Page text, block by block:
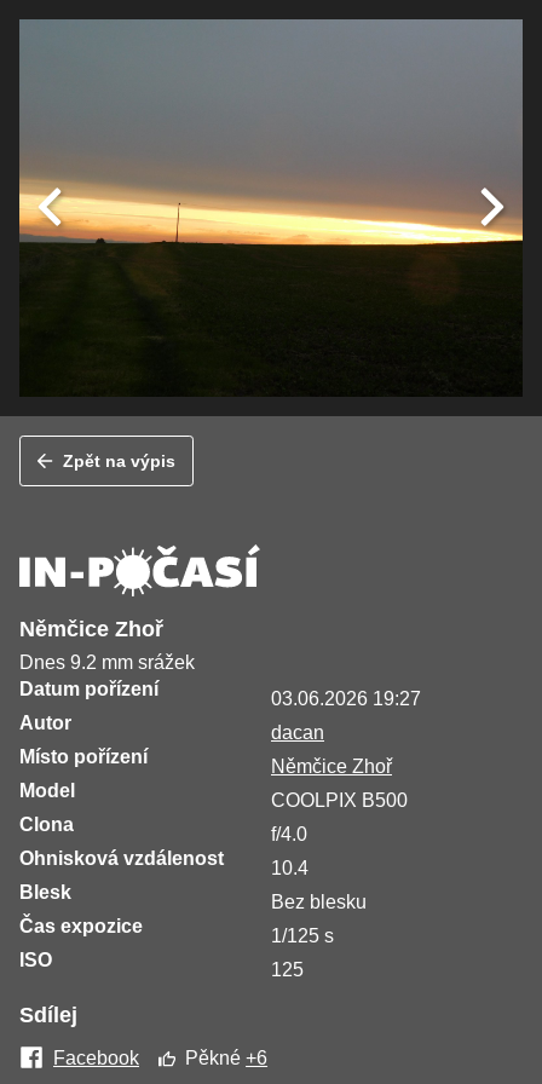
Zpět na výpis
Němčice Zhoř
Dnes 9.2 mm srážek
Datum pořízení
03.06.2026 19:27
Autor
dacan
Místo pořízení
Němčice Zhoř
Model
COOLPIX B500
Clona
f/4.0
Ohnisková vzdálenost
10.4
Blesk
Bez blesku
Čas expozice
1/125 s
ISO
125
Sdílej
Facebook Pěkné+6